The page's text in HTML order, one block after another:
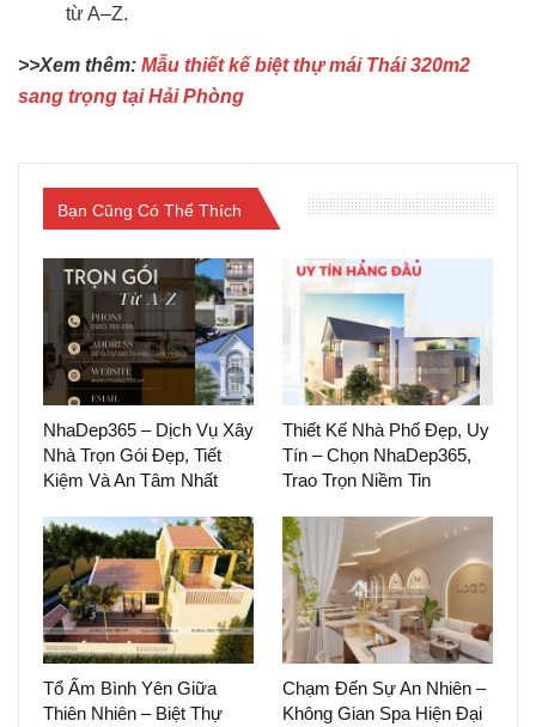
từ A–Z.
>>Xem thêm: Mẫu thiết kế biệt thự mái Thái 320m2
sang trọng tại Hải Phòng
Bạn Cũng Có Thể Thích
NhaDep365 – Dịch Vụ Xây
Nhà Trọn Gói Đẹp, Tiết
Kiệm Và An Tâm Nhất
Thiết Kế Nhà Phố Đẹp, Uy
Tín – Chọn NhaDep365,
Trao Trọn Niềm Tin
Tổ Ấm Bình Yên Giữa
Thiên Nhiên – Biệt Thự
Chạm Đến Sự An Nhiên –
Không Gian Spa Hiện Đại